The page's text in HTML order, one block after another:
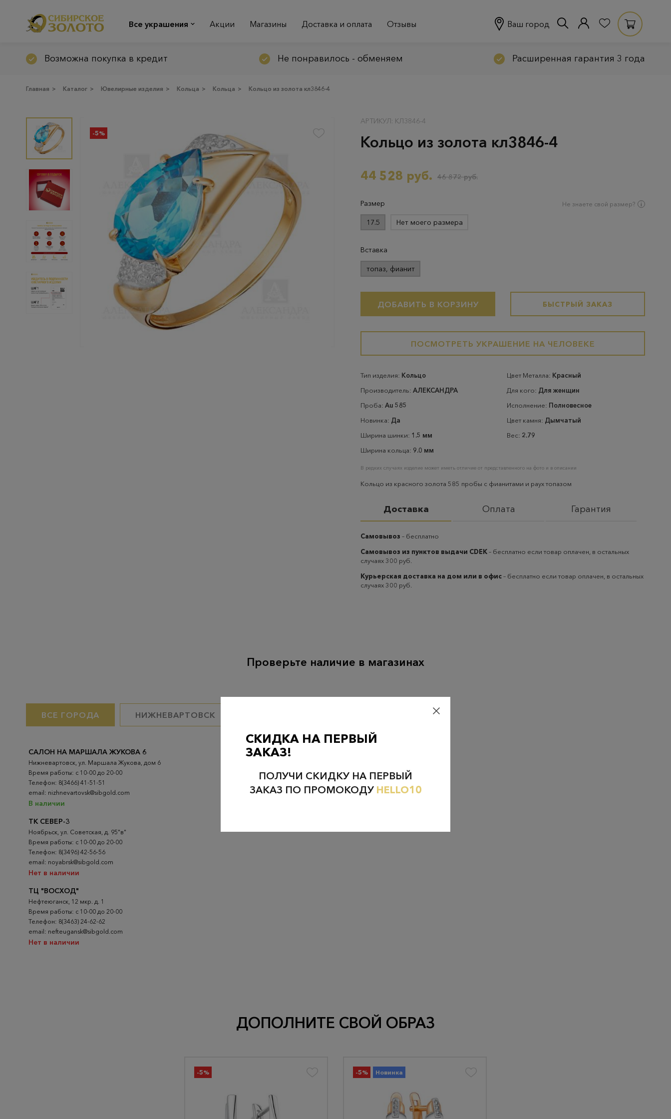
Все украшения Акции Магазины Доставка и оплата Отзывы Ваш город
Возможна покупка в кредит Не понравилось - обменяем Расширенная гарантия 3 года
Главная > Каталог > Ювелирные изделия > Кольца > Кольца > Кольцо из золота кл3846-4
-5%
АРТИКУЛ: КЛ3846-4
Кольцо из золота кл3846-4
44 528 руб. 46 872 руб.
Размер Не знаете свой размер?
17.5 Нет моего размера
Вставка
топаз, фианит
ДОБАВИТЬ В КОРЗИНУ БЫСТРЫЙ ЗАКАЗ
ПОСМОТРЕТЬ УКРАШЕНИЕ НА ЧЕЛОВЕКЕ
Тип изделия: Кольцо
Производитель: АЛЕКСАНДРА
Проба: Au 585
Новинка: Да
Ширина шинки: 1.5 мм
Ширина кольца: 9.0 мм
Цвет Металла: Красный
Для кого: Для женщин
Исполнение: Полновесное
Цвет камня: Дымчатый
Вес: 2.79
В редких случаях изделие может иметь отличие от представленного на фото и в описании
Кольцо из красного золота 585 пробы с фианитами и раух топазом
Доставка Оплата Гарантия
Самовывоз – бесплатно
Самовывоз из пунктов выдачи CDEK– бесплатно если товар оплачен, в остальных
случаях 300 руб.
Курьерская доставка на дом или в офис– бесплатно если товар оплачен, в остальных
случаях 300 руб.
Проверьте наличие в магазинах
ВСЕ ГОРОДА НИЖНЕВАРТОВСК
ТК СЕВЕР-3
Ноябрьск, ул. Советская, д. 95"в"
Время работы: с 10-00 до 20-00
Телефон: 8(3496) 42-56-56
email: noyabrsk@sibgold.com
Нет в наличии
ТЦ "ВОСХОД"
Нефтеюганск, 12 мкр. д. 1
Время работы: с 10-00 до 20-00
Телефон: 8(3463) 24-62-62
email: nefteugansk@sibgold.com
Нет в наличии
САЛОН НА МАРШАЛА ЖУКОВА 6
Нижневартовск, ул. Маршала Жукова, дом 6
Время работы: с 10-00 до 20-00
Телефон: 8(3466) 41-51-51
email: nizhnevartovsk@sibgold.com
В наличии
ДОПОЛНИТЕ СВОЙ ОБРАЗ
-5% -5% Новинка
СКИДКА НА ПЕРВЫЙ
ЗАКАЗ!
ПОЛУЧИ СКИДКУ НА ПЕРВЫЙ
ЗАКАЗ ПО ПРОМОКОДУ HELLO10